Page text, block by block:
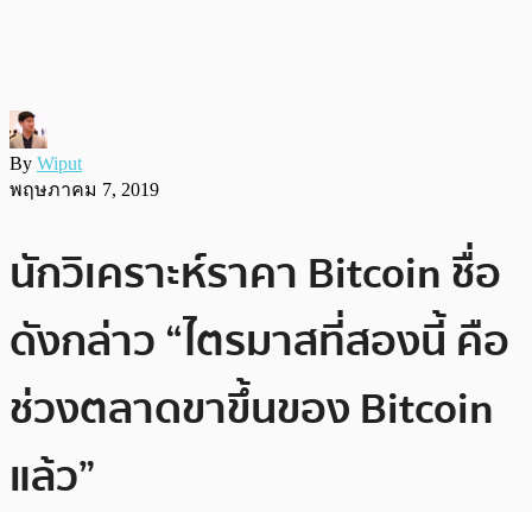
By Wiput
พฤษภาคม 7, 2019
นักวิเคราะห์ราคา Bitcoin ชื่อ
ดังกล่าว “ไตรมาสที่สองนี้ คือ
ช่วงตลาดขาขึ้นของ Bitcoin
แล้ว”